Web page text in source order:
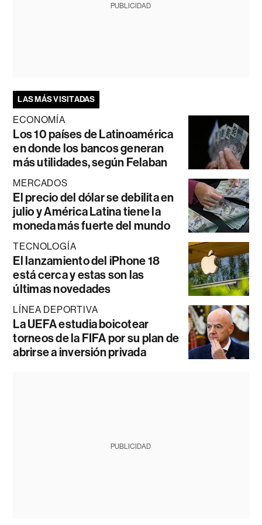
PUBLICIDAD
LAS MÁS VISITADAS
ECONOMÍA
Los 10 países de Latinoamérica
en donde los bancos generan
más utilidades, según Felaban
MERCADOS
El precio del dólar se debilita en
julio y América Latina tiene la
moneda más fuerte del mundo
TECNOLOGÍA
El lanzamiento del iPhone 18
está cerca y estas son las
últimas novedades
LÍNEA DEPORTIVA
La UEFA estudia boicotear
torneos de la FIFA por su plan de
abrirse a inversión privada
PUBLICIDAD